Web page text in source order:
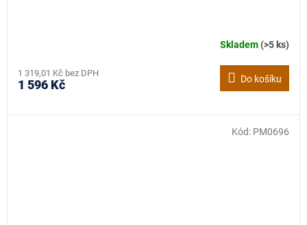
Skladem(>5 ks)
1 319,01 Kč bez DPH
1 596 Kč Do košíku
Kód: PM0696